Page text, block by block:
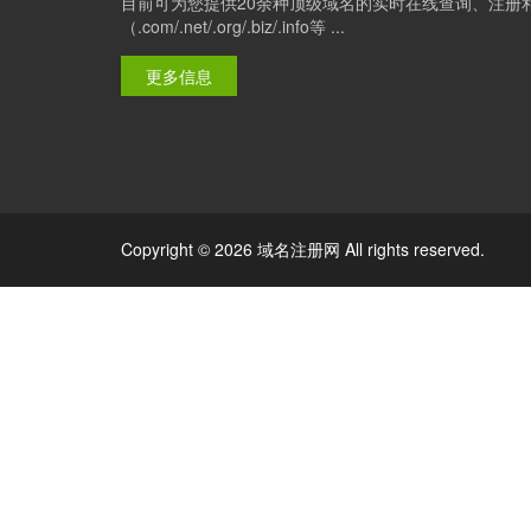
（.com/.net/.org/.biz/.info等 ...
更多信息
Copyright © 2026 域名注册网 All rights reserved.